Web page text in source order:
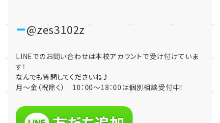
@zes3102z
LINEでのお問い合わせは本校アカウントで受け付けていま
す！
なんでも質問してくださいね♪
月～金（祝除く） 10：00～18：00は個別相談受付中！